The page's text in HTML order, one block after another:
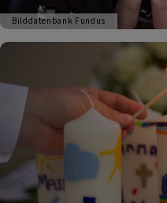
Bilddatenbank Fundus